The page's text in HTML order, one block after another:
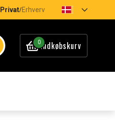
Privat/Erhverv
0Indkøbskurv